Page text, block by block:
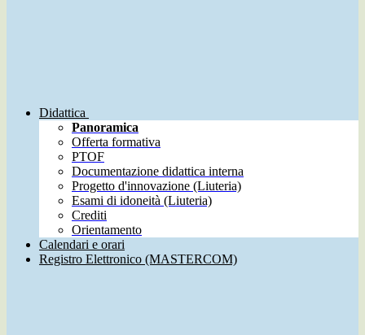
Didattica
Panoramica
Offerta formativa
PTOF
Documentazione didattica interna
Progetto d'innovazione (Liuteria)
Esami di idoneità (Liuteria)
Crediti
Orientamento
Calendari e orari
Registro Elettronico (MASTERCOM)